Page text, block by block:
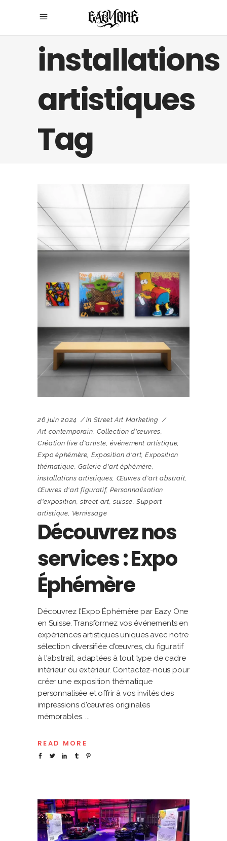
installations
artistiques
Tag
26 juin 2024 in Street Art Marketing
Art contemporain, Collection d'œuvres,
Création live d'artiste,événement artistique,
Expo éphémère, Exposition d'art,Exposition
thématique, Galerie d'art éphémère,
installations artistiques, Œuvres d'art abstrait,
Œuvres d'art figuratif, Personnalisation
d'exposition,street art, suisse,Support
artistique, Vernissage
Découvrez nos
services : Expo
Éphémère
Découvrez l'Expo Éphémère par Eazy One
en Suisse. Transformez vos événements en
expériences artistiques uniques avec notre
sélection diversifiée d'œuvres, du figuratif
à l'abstrait, adaptées à tout type de cadre
intérieur ou extérieur. Contactez-nous pour
créer une exposition thématique
personnalisée et offrir à vos invités des
impressions d'œuvres originales
mémorables.
READ MORE